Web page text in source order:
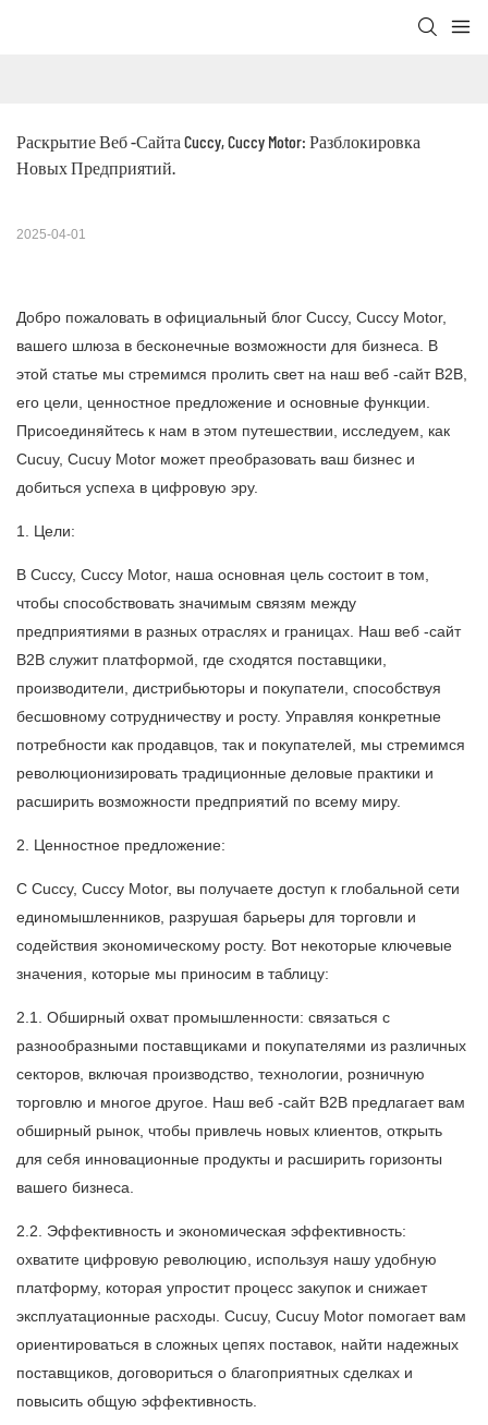
Раскрытие Веб -сайта Cuccy, Cuccy Motor: Разблокировка
Новых Предприятий.
2025-04-01
Добро пожаловать в официальный блог Cuccy, Cuccy Motor,
вашего шлюза в бесконечные возможности для бизнеса. В
этой статье мы стремимся пролить свет на наш веб -сайт B2B,
его цели, ценностное предложение и основные функции.
Присоединяйтесь к нам в этом путешествии, исследуем, как
Cucuy, Cucuy Motor может преобразовать ваш бизнес и
добиться успеха в цифровую эру.
1. Цели:
В Cuccy, Cuccy Motor, наша основная цель состоит в том,
чтобы способствовать значимым связям между
предприятиями в разных отраслях и границах. Наш веб -сайт
B2B служит платформой, где сходятся поставщики,
производители, дистрибьюторы и покупатели, способствуя
бесшовному сотрудничеству и росту. Управляя конкретные
потребности как продавцов, так и покупателей, мы стремимся
революционизировать традиционные деловые практики и
расширить возможности предприятий по всему миру.
2. Ценностное предложение:
С Cuccy, Cuccy Motor, вы получаете доступ к глобальной сети
единомышленников, разрушая барьеры для торговли и
содействия экономическому росту. Вот некоторые ключевые
значения, которые мы приносим в таблицу:
2.1. Обширный охват промышленности: связаться с
разнообразными поставщиками и покупателями из различных
секторов, включая производство, технологии, розничную
торговлю и многое другое. Наш веб -сайт B2B предлагает вам
обширный рынок, чтобы привлечь новых клиентов, открыть
для себя инновационные продукты и расширить горизонты
вашего бизнеса.
2.2. Эффективность и экономическая эффективность:
охватите цифровую революцию, используя нашу удобную
платформу, которая упростит процесс закупок и снижает
эксплуатационные расходы. Cucuy, Cucuy Motor помогает вам
ориентироваться в сложных цепях поставок, найти надежных
поставщиков, договориться о благоприятных сделках и
повысить общую эффективность.